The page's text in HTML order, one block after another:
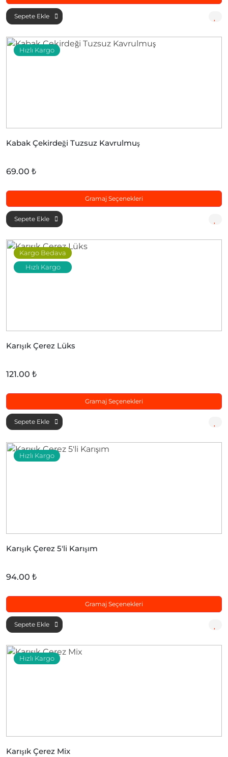
Sepete Ekle
Hızlı Kargo
Kabak Çekirdeği Tuzsuz Kavrulmuş
69.00 ₺
Gramaj Seçenekleri
Sepete Ekle
Kargo Bedava
Hızlı Kargo
Karışık Çerez Lüks
121.00 ₺
Gramaj Seçenekleri
Sepete Ekle
Hızlı Kargo
Karışık Çerez 5'li Karışım
94.00 ₺
Gramaj Seçenekleri
Sepete Ekle
Hızlı Kargo
Karışık Çerez Mix